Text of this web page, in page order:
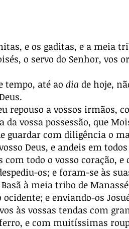
e os gaditas, e a meia
o servo do Senhor, vos
tempo, até ao dia de hoje,
repouso a vossos
vossa possessão, que
guardar com diligência o
Deus, e andeis em
com todo o vosso coração,
os; e foram-se às
à meia tribo de
e enviando-os
às vossas tendas com
e com muitíssimas